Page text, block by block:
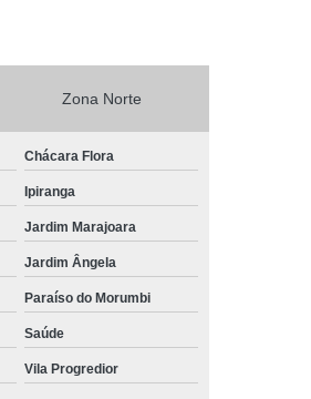
Climaco
Infantil Sacomã
para Festa
Congelado
Festa de Casamento
Zona Norte
Chácara Flora
Ipiranga
Jardim Marajoara
Jardim Ângela
Paraíso do Morumbi
Saúde
Vila Progredior